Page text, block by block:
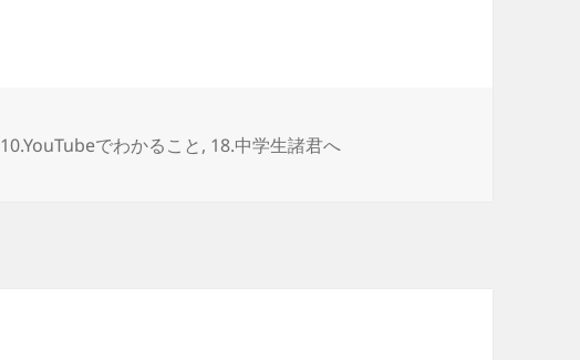
カ
10.YouTubeでわかること, 18.中学生諸君へ